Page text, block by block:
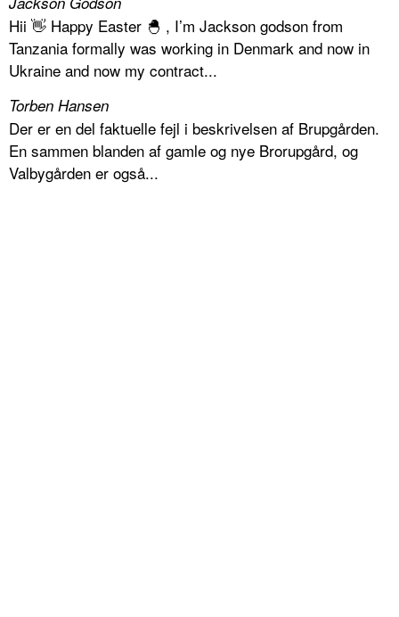
Hii 👋 Happy Easter 🐣 , I’m Jackson godson from
Tanzania formally was working in Denmark and now in
Ukraine and now my contract...
Torben Hansen
Der er en del faktuelle fejl i beskrivelsen af Brupgården.
En sammen blanden af gamle og nye Brorupgård, og
Valbygården er også...